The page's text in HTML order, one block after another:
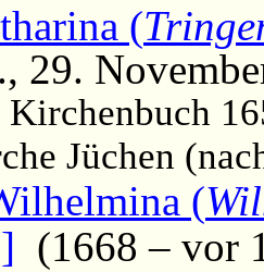
(
29.
Kirchenbuch
Jüchen
(
(1668 – vor